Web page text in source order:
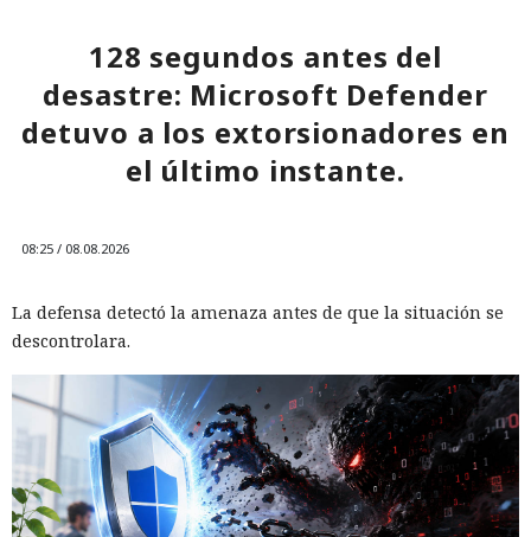
128 segundos antes del
desastre: Microsoft Defender
detuvo a los extorsionadores en
el último instante.
08:25 / 08.08.2026
La defensa detectó la amenaza antes de que la situación se
descontrolara.